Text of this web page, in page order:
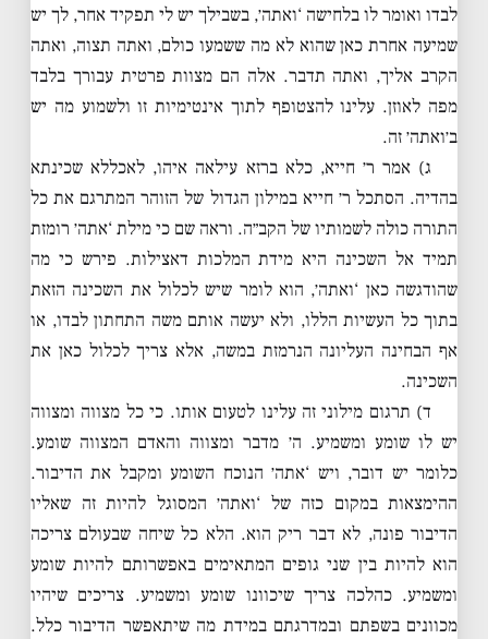
לבדו ואומר לו בלחישה ‘ואתה׳, בשבילך יש לי תפקיד אחר, לך יש
שמיעה אחרת כאן שהוא לא מה ששמעו כולם, ואתה תצוה, ואתה
הקרב אליך, ואתה תדבר. אלה הם מצוות פרטית עבורך בלבד
מפה לאוזן. עלינו להצטופף לתוך אינטימיות זו ולשמוע מה יש
ב׳ואתה׳ זה.
ג) אמר ר׳ חייא, כלא ברזא עילאה איהו, לאכללא שכינתא
בהדיה. הסתכל ר׳ חייא במילון הגדול של הזוהר המתרגם את כל
התורה כולה לשמותיו של הקב״ה. וראה שם כי מילת ‘אתה׳ רומזת
תמיד אל השכינה היא מידת המלכות דאצילות. פירש כי מה
שהודגשה כאן ‘ואתה׳, הוא לומר שיש לכלול את השכינה הזאת
בתוך כל העשיות הללו, ולא יעשה אותם משה התחתון לבדו, או
אף הבחינה העליונה הנרמזת במשה, אלא צריך לכלול כאן את
השכינה.
ד) תרגום מילוני זה עלינו לטעום אותו. כי כל מצווה ומצווה
יש לו שומע ומשמיע. ה׳ מדבר ומצווה והאדם המצווה שומע.
כלומר יש דובר, ויש ‘אתה׳ הנוכח השומע ומקבל את הדיבור.
ההימצאות במקום כזה של ‘ואתה׳ המסוגל להיות זה שאליו
הדיבור פונה, לא דבר ריק הוא. הלא כל שיחה שבעולם צריכה
הוא להיות בין שני גופים המתאימים באפשרותם להיות שומע
ומשמיע. כהלכה צריך שיכוונו שומע ומשמיע. צריכים שיהיו
מכוונים בשפתם ובמדרגתם במידת מה שיתאפשר הדיבור כלל.